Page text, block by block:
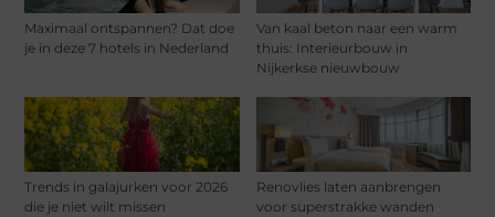
Maximaal ontspannen? Dat doe
je in deze 7 hotels in Nederland
Van kaal beton naar een warm
thuis: Interieurbouw in
Nijkerkse nieuwbouw
Trends in galajurken voor 2026
die je niet wilt missen
Renovlies laten aanbrengen
voor superstrakke wanden